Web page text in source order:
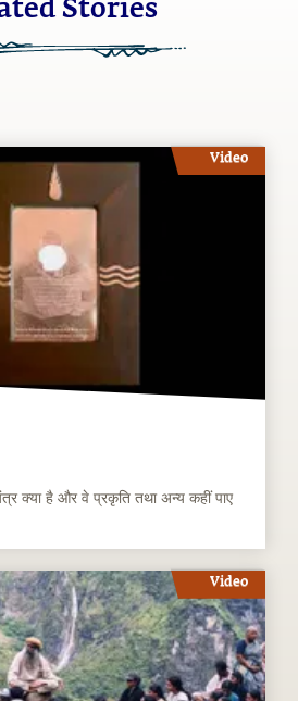
Stories
Video
क्या है और वे प्रकृति तथा अन्य कहीं पाए
Video